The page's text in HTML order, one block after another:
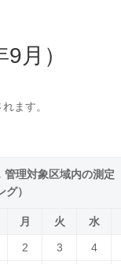
月）
ます。
管理対象区域内の測定
グ）
月 火 水
2 3 4